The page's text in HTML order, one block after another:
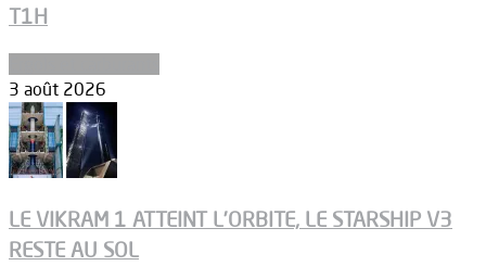
T1H
3 août 2026
LE VIKRAM 1 ATTEINT L’ORBITE, LE STARSHIP V3
RESTE AU SOL